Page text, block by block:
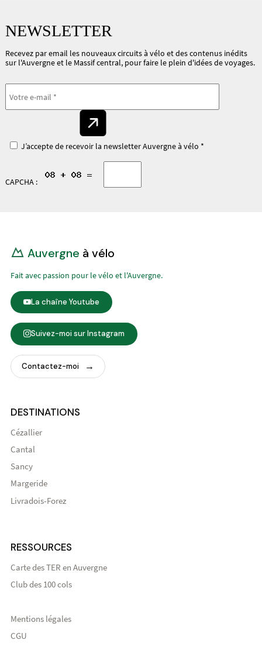
NEWSLETTER
Recevez par email les nouveaux circuits à vélo et des contenus inédits
sur l'Auvergne et le Massif central, pour faire le plein d'idées de voyages.
J’accepte de recevoir la newsletter Auvergne à vélo *
CAPCHA :
Auvergne à vélo
Fait avec passion pour le vélo et l'Auvergne.
La chaîne Youtube
Suivez-moi sur Instagram
Contactez-moi
DESTINATIONS
Cézallier
Cantal
Sancy
Margeride
Livradois-Forez
RESSOURCES
Carte des TER en Auvergne
Club des 100 cols
Mentions légales
CGU